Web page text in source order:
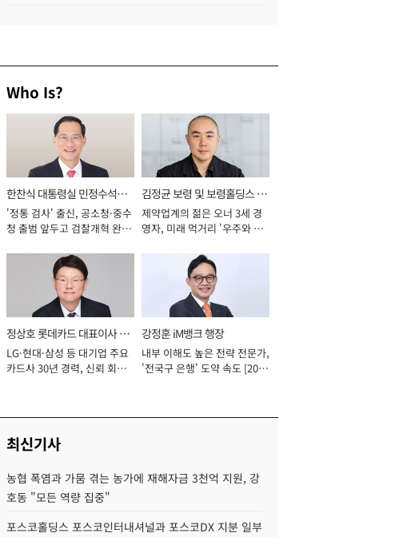
Who Is?
한찬식 대통령실 민정수석비
서관
'정통 검사' 출신, 공소청·중수
청 출범 앞두고 검찰개혁 완수
김정균 보령 및 보령홀딩스 대
표이사 사장
제약업계의 젊은 오너 3세 경
영자, 미래 먹거리 '우주와 헬
정상호 롯데카드 대표이사 사
장
LG·현대·삼성 등 대기업 주요
카드사 30년 경력, 신뢰 회복
강정훈 iM뱅크 행장
내부 이해도 높은 전략 전문가,
'전국구 은행' 도약 속도 [2026
최신기사
농협 폭염과 가뭄 겪는 농가에 재해자금 3천억 지원, 강
호동 "모든 역량 집중"
포스코홀딩스 포스코인터내셔널과 포스코DX 지분 일부